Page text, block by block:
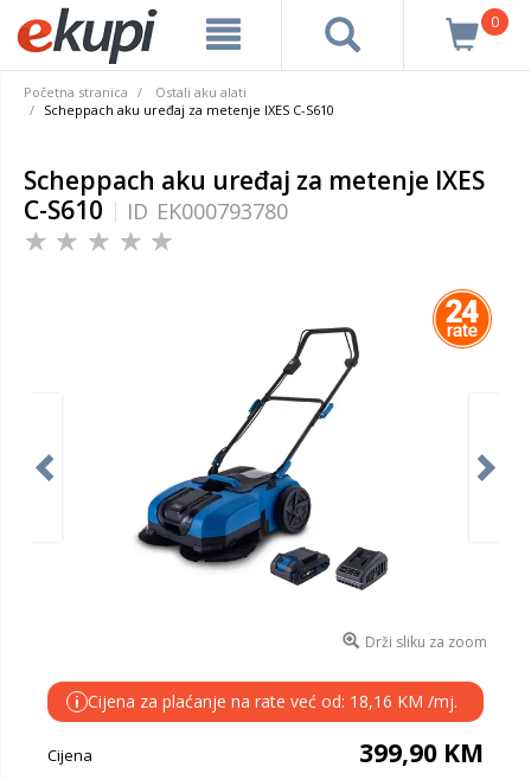
0
Početna stranica
Ostali aku alati
Scheppach aku uređaj za metenje IXES C-S610
Scheppach aku uređaj za metenje IXES
C-S610
ID EK000793780
Drži sliku za zoom
i Cijena za plaćanje na rate već od: 18,16 KM /mj.
Cijena 399,90 KM